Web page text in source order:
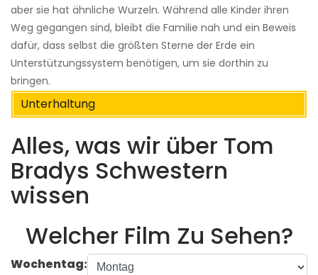
aber sie hat ähnliche Wurzeln. Während alle Kinder ihren
Weg gegangen sind, bleibt die Familie nah und ein Beweis
dafür, dass selbst die größten Sterne der Erde ein
Unterstützungssystem benötigen, um sie dorthin zu
bringen.
Unterhaltung
Alles, was wir über Tom
Bradys Schwestern
wissen
Welcher Film Zu Sehen?
Wochentag: